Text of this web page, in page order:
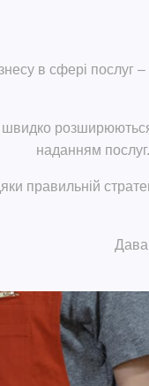
в сфері послуг –
швидко
наданням
правильній